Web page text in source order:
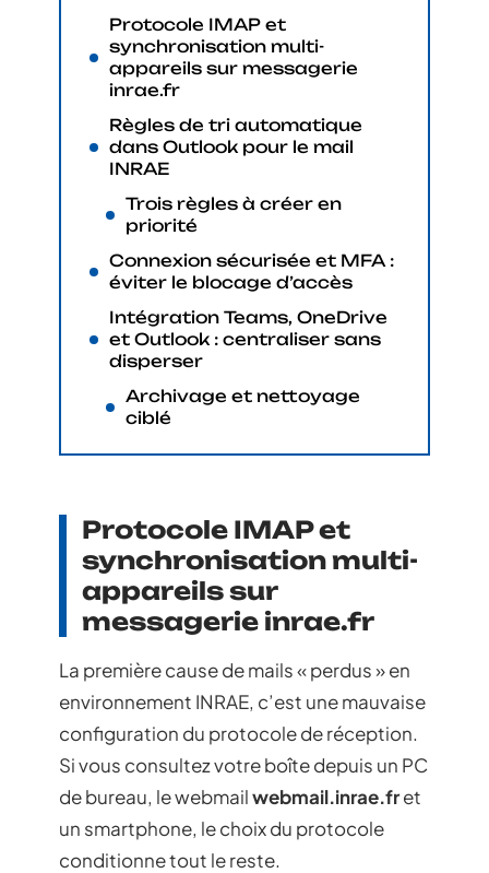
Protocole IMAP et
synchronisation multi-
appareils sur messagerie
inrae.fr
Règles de tri automatique
dans Outlook pour le mail
INRAE
Trois règles à créer en
priorité
Connexion sécurisée et MFA :
éviter le blocage d’accès
Intégration Teams, OneDrive
et Outlook : centraliser sans
disperser
Archivage et nettoyage
ciblé
Protocole IMAP et
synchronisation multi-
appareils sur
messagerie inrae.fr
La première cause de mails « perdus » en
environnement INRAE, c’est une mauvaise
configuration du protocole de réception.
Si vous consultez votre boîte depuis un PC
de bureau, le webmailwebmail.inrae.fret
un smartphone, le choix du protocole
conditionne tout le reste.